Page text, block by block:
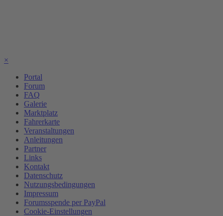
×
Portal
Forum
FAQ
Galerie
Marktplatz
Fahrerkarte
Veranstaltungen
Anleitungen
Partner
Links
Kontakt
Datenschutz
Nutzungsbedingungen
Impressum
Forumsspende per PayPal
Cookie-Einstellungen